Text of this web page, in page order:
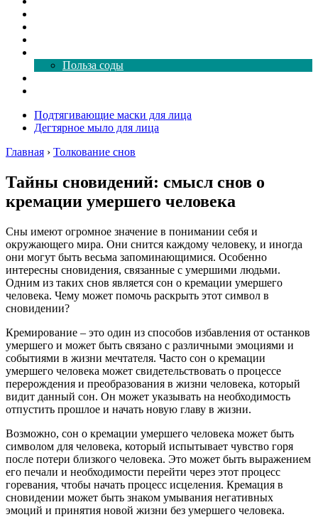
Польза соды
Подтягивающие маски для лица
Дегтярное мыло для лица
Главная › Толкование снов
Тайны сновидений: смысл снов о
кремации умершего человека
Сны имеют огромное значение в понимании себя и
окружающего мира. Они снится каждому человеку, и иногда
они могут быть весьма запоминающимися. Особенно
интересны сновидения, связанные с умершими людьми.
Одним из таких снов является сон о кремации умершего
человека. Чему может помочь раскрыть этот символ в
сновидении?
Кремирование – это один из способов избавления от останков
умершего и может быть связано с различными эмоциями и
событиями в жизни мечтателя. Часто сон о кремации
умершего человека может свидетельствовать о процессе
перерождения и преобразования в жизни человека, который
видит данный сон. Он может указывать на необходимость
отпустить прошлое и начать новую главу в жизни.
Возможно, сон о кремации умершего человека может быть
символом для человека, который испытывает чувство горя
после потери близкого человека. Это может быть выражением
его печали и необходимости перейти через этот процесс
горевания, чтобы начать процесс исцеления. Кремация в
сновидении может быть знаком умывания негативных
эмоций и принятия новой жизни без умершего человека.